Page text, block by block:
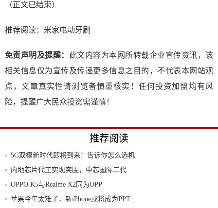
（正文已结束）
推荐阅读： 米家电动牙刷
免责声明及提醒：
此文内容为本网所转载企业宣传资讯，该
相关信息仅为宣传及传递更多信息之目的，不代表本网站观
点，文章真实性请浏览者慎重核实！任何投资加盟均有风
险，提醒广大民众投资需谨慎！
推荐阅读
5G双模新时代即将到来！告诉你怎么选机
能获得
内地芯片代工实现突围，中芯国际二代
FinFE
OPPO K5与Realme X2同为OPP
苹果今年太难了，新iPhone或将成为PPT